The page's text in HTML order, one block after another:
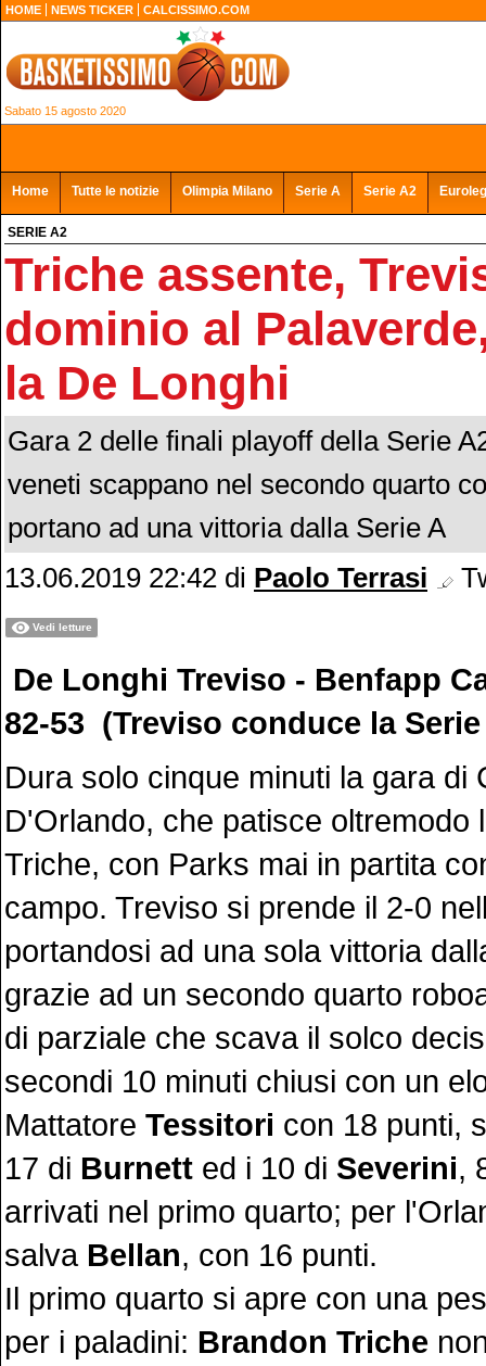
HOME NEWS TICKER CALCISSIMO.COM
Sabato 15 agosto 2020
Home Tutte le notizie Olimpia Milano Serie A Serie A2
SERIE A2
Triche assente,
dominio al
la De Longhi
Gara 2 delle finali playoff della Serie
veneti scappano nel secondo quarto
portano ad una vittoria dalla Serie A
13.06.2019 22:42 di Paolo Terrasi
Vedi letture
De Longhi Treviso - Benfapp
82-53 (Treviso conduce la
Dura solo cinque minuti la gara di
D'Orlando, che patisce oltremodo
Triche, con Parks mai in partita
campo. Treviso si prende il 2-0
portandosi ad una sola vittoria
grazie ad un secondo quarto
di parziale che scava il solco
secondi 10 minuti chiusi con un
Mattatore Tessitori con 18 punti,
17 di Burnett ed i 10 di Severini,
arrivati nel primo quarto; per
salva Bellan, con 16 punti.
Il primo quarto si apre con una
per i paladini: Brandon Triche